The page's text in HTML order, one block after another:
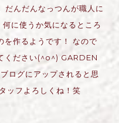
だんだんなっつんが職人に
に使うか気になるところ
を作るようです！ なので
ください(^o^) GARDEN
ログにアップされると思
ッフよろしくね！笑